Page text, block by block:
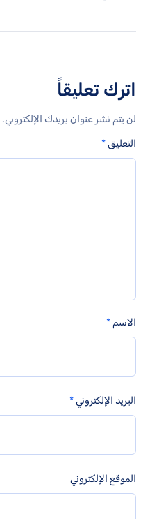
اترك تعليقاً
لن يتم نشر عنوان بريدك الإلكتروني.
التعليق*
الاسم *
البريد الإلكتروني*
الموقع الإلكتروني